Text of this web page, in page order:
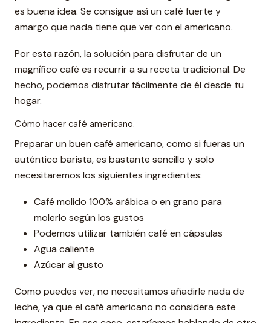
es buena idea. Se consigue así un café fuerte y
amargo que nada tiene que ver con el americano.
Por esta razón, la solución para disfrutar de un
magnífico café es recurrir a su receta tradicional. De
hecho, podemos disfrutar fácilmente de él desde tu
hogar.
Cómo hacer café americano.
Preparar un buen café americano, como si fueras un
auténtico barista, es bastante sencillo y solo
necesitaremos los siguientes ingredientes:
Café molido 100% arábica o en grano para
molerlo según los gustos
Podemos utilizar también café en cápsulas
Agua caliente
Azúcar al gusto
Como puedes ver, no necesitamos añadirle nada de
leche, ya que el café americano no considera este